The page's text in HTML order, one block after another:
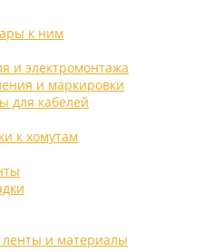
к ним
и электромонтажа
и маркировки
для кабелей
к хомутам
и материалы